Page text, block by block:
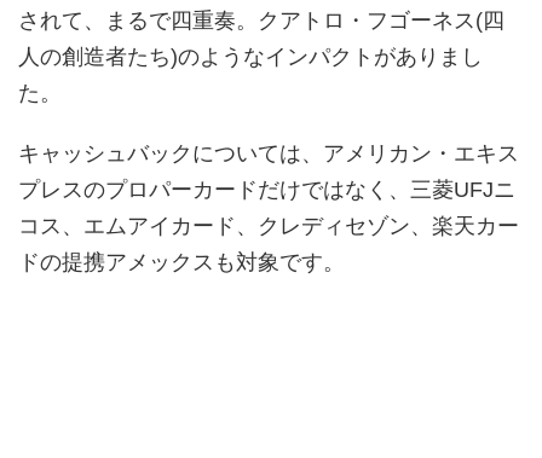
されて、まるで四重奏。クアトロ・フゴーネス(四
人の創造者たち)のようなインパクトがありまし
た。
キャッシュバックについては、アメリカン・エキス
プレスのプロパーカードだけではなく、三菱UFJニ
コス、エムアイカード、クレディセゾン、楽天カー
ドの提携アメックスも対象です。